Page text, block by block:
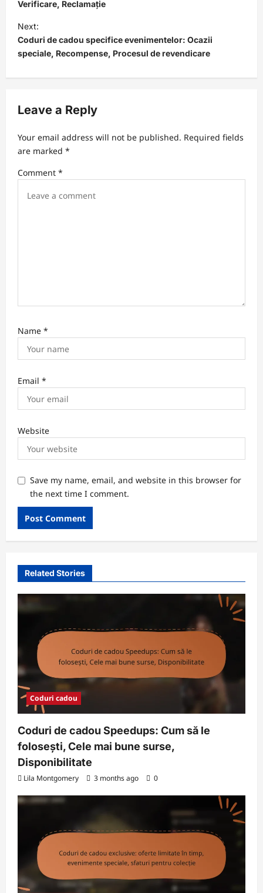
s
t
n
a
v
g
a
t
i
Verificare, Reclamație
Next:
Coduri de cadou specifice evenimentelor: Ocazii
speciale, Recompense, Procesul de revendicare
Leave a Reply
Your email address will not be published. Required fields
are marked *
Comment *
Name *
Email *
Website
Save my name, email, and website in this browser for
the next time I comment.
Related Stories
Coduri cadou
Coduri de cadou Speedups: Cum să le
folosești, Cele mai bune surse,
Disponibilitate
Lila Montgomery 3 months ago 0